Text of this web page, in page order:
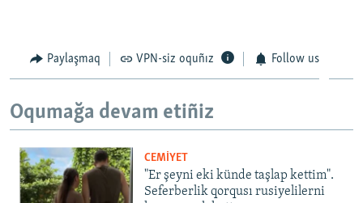
Paylaşmaq VPN-siz oquñız Follow us
Oqumağa devam etiñiz
CEMİYET
"Er şeyni eki künde taşlap kettim".
Seferberlik qorqusı rusiyelilerni